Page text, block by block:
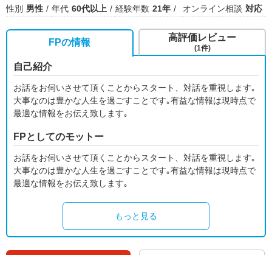
性別 男性 年代 60代以上 経験年数 21年 オンライン相談 対応
FPの情報
自己紹介
お話をお伺いさせて頂くことからスタート、対話を重視します｡
大事なのは豊かな人生を過ごすことです｡有益な情報は現時点で
最適な情報をお伝え致します｡
FPとしてのモットー
お話をお伺いさせて頂くことからスタート、対話を重視します｡
大事なのは豊かな人生を過ごすことです｡有益な情報は現時点で
最適な情報をお伝え致します｡
もっと見る
高評価レビュー
(1件)